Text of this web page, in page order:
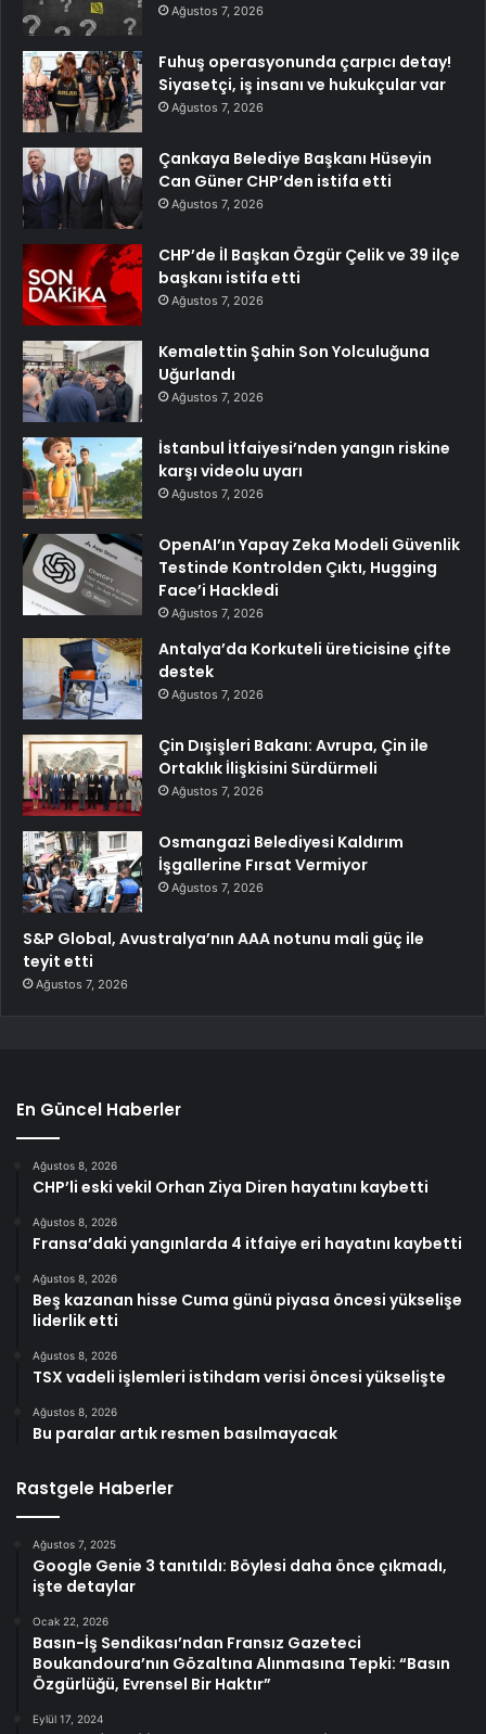
Ağustos 7, 2026
Fuhuş operasyonunda çarpıcı detay!
Siyasetçi, iş insanı ve hukukçular var
Ağustos 7, 2026
Çankaya Belediye Başkanı Hüseyin
Can Güner CHP’den istifa etti
Ağustos 7, 2026
CHP’de İl Başkan Özgür Çelik ve 39 ilçe
başkanı istifa etti
Ağustos 7, 2026
Kemalettin Şahin Son Yolculuğuna
Uğurlandı
Ağustos 7, 2026
İstanbul İtfaiyesi’nden yangın riskine
karşı videolu uyarı
Ağustos 7, 2026
OpenAI’ın Yapay Zeka Modeli Güvenlik
Testinde Kontrolden Çıktı, Hugging
Face’i Hackledi
Ağustos 7, 2026
Antalya’da Korkuteli üreticisine çifte
destek
Ağustos 7, 2026
Çin Dışişleri Bakanı: Avrupa, Çin ile
Ortaklık İlişkisini Sürdürmeli
Ağustos 7, 2026
Osmangazi Belediyesi Kaldırım
İşgallerine Fırsat Vermiyor
Ağustos 7, 2026
S&P Global, Avustralya’nın AAA notunu mali güç ile
teyit etti
Ağustos 7, 2026
En Güncel Haberler
Ağustos 8, 2026
CHP’li eski vekil Orhan Ziya Diren hayatını kaybetti
Ağustos 8, 2026
Fransa’daki yangınlarda 4 itfaiye eri hayatını kaybetti
Ağustos 8, 2026
Beş kazanan hisse Cuma günü piyasa öncesi yükselişe
liderlik etti
Ağustos 8, 2026
TSX vadeli işlemleri istihdam verisi öncesi yükselişte
Ağustos 8, 2026
Bu paralar artık resmen basılmayacak
Rastgele Haberler
Ağustos 7, 2025
Google Genie 3 tanıtıldı: Böylesi daha önce çıkmadı,
işte detaylar
Ocak 22, 2026
Basın-İş Sendikası’ndan Fransız Gazeteci
Boukandoura’nın Gözaltına Alınmasına Tepki: “Basın
Özgürlüğü, Evrensel Bir Haktır”
Eylül 17, 2024